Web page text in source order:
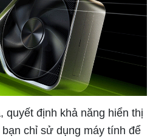
quyết định khả năng hiển thị
chỉ sử dụng máy tính để